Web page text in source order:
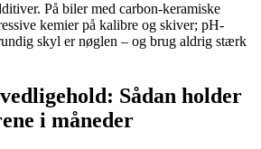
På biler med carbon-keramiske
kemier på kalibre og skiver; pH-
skyl er nøglen – og brug aldrig stærk
Sådan holder
i måneder